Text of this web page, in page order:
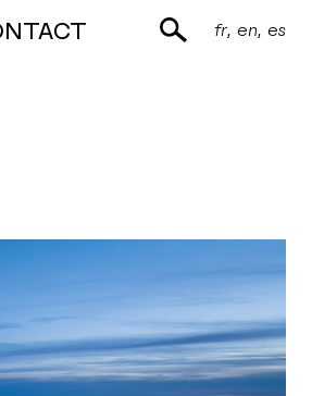
fr en es